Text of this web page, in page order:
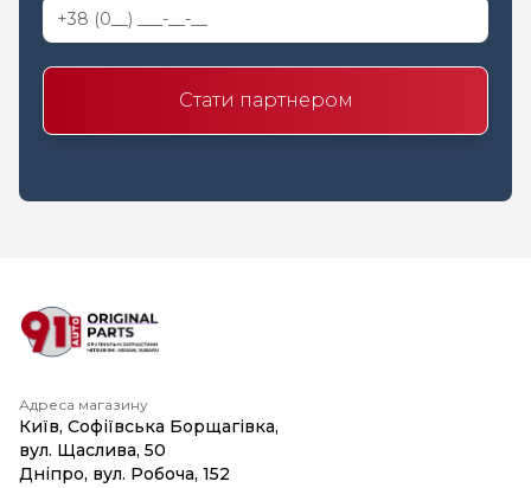
Стати партнером
Адреса магазину
Київ, Софіївська Борщагівка,
вул. Щаслива, 50
Дніпро, вул. Робоча, 152